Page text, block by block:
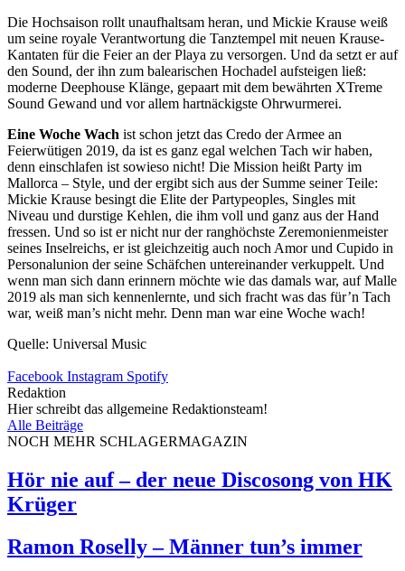
Die Hochsaison rollt unaufhaltsam heran, und Mickie Krause weiß
um seine royale Verantwortung die Tanztempel mit neuen Krause-
Kantaten für die Feier an der Playa zu versorgen. Und da setzt er auf
den Sound, der ihn zum balearischen Hochadel aufsteigen ließ:
moderne Deephouse Klänge, gepaart mit dem bewährten XTreme
Sound Gewand und vor allem hartnäckigste Ohrwurmerei.
Eine Woche Wach ist schon jetzt das Credo der Armee an
Feierwütigen 2019, da ist es ganz egal welchen Tach wir haben,
denn einschlafen ist sowieso nicht! Die Mission heißt Party im
Mallorca – Style, und der ergibt sich aus der Summe seiner Teile:
Mickie Krause besingt die Elite der Partypeoples, Singles mit
Niveau und durstige Kehlen, die ihm voll und ganz aus der Hand
fressen. Und so ist er nicht nur der ranghöchste Zeremonienmeister
seines Inselreichs, er ist gleichzeitig auch noch Amor und Cupido in
Personalunion der seine Schäfchen untereinander verkuppelt. Und
wenn man sich dann erinnern möchte wie das damals war, auf Malle
2019 als man sich kennenlernte, und sich fracht was das für’n Tach
war, weiß man’s nicht mehr. Denn man war eine Woche wach!
Quelle: Universal Music
Facebook Instagram Spotify
Redaktion
Hier schreibt das allgemeine Redaktionsteam!
Alle Beiträge
NOCH MEHR SCHLAGERMAGAZIN
Hör nie auf – der neue Discosong von HK
Krüger
Ramon Roselly – Männer tun’s immer